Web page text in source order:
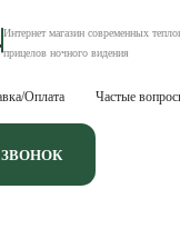
Интернет магазин современных
прицелов ночного видения
Оплата Частые
ЗВОНОК